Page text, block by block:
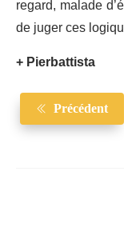
regard, malade
de juger ces
+ Pierbattista
Précédent